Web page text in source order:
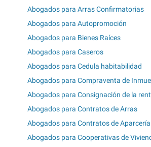
Abogados para Arras Confirmatorias
Abogados para Autopromoción
Abogados para Bienes Raíces
Abogados para Caseros
Abogados para Cedula habitabilidad
Abogados para Compraventa de
Abogados para Consignación de la
Abogados para Contratos de Arras
Abogados para Contratos de Aparcería
Abogados para Cooperativas de